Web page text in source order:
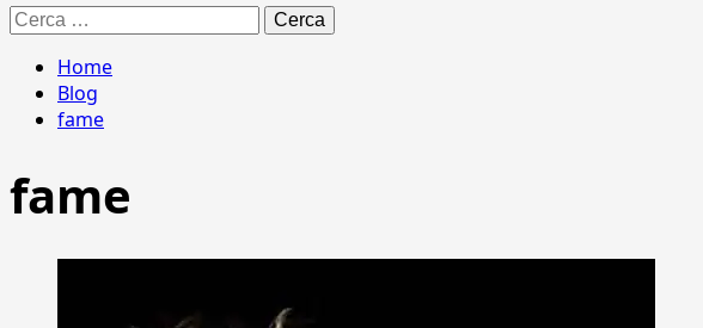
Ricerca
per:
Home
Blog
fame
fame